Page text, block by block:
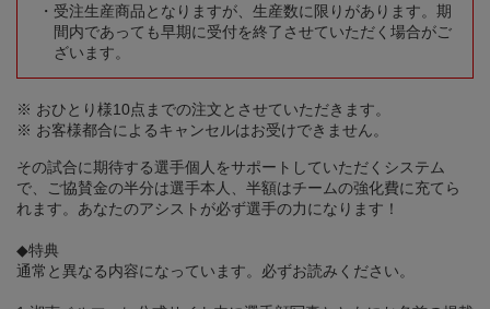
受注生産商品となりますが、生産数に限りがあります。期
間内であっても早期に受付を終了させていただく場合がご
ざいます。
※ おひとり様10点までの注文とさせていただきます。
※ お客様都合によるキャンセルはお受けできません。
その試合に期待する選手個人をサポートしていただくシステム
で、ご協賛金の半分は選手本人、半額はチームの強化費に充てら
れます。あなたのアシストが必ず選手の力になります！
◆特典
通常と異なる内容になっています。必ずお読みください。